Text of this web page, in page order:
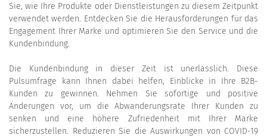
Sie, wie Ihre Produkte oder Dienstleistungen zu diesem Zeitpunkt
verwendet werden. Entdecken Sie die Herausforderungen für das
Engagement Ihrer Marke und optimieren Sie den Service und die
Kundenbindung.
Die Kundenbindung in dieser Zeit ist unerlässlich. Diese
Pulsumfrage kann Ihnen dabei helfen, Einblicke in Ihre B2B-
Kunden zu gewinnen. Nehmen Sie sofortige und positive
Änderungen vor, um die Abwanderungsrate Ihrer Kunden zu
senken und eine höhere Zufriedenheit mit Ihrer Marke
sicherzustellen. Reduzieren Sie die Auswirkungen von COVID-19